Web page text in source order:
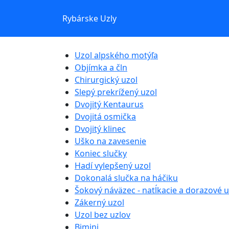
Rybárske Uzly
Uzol alpského motýľa
Objímka a čln
Chirurgický uzol
Slepý prekrížený uzol
Dvojitý Kentaurus
Dvojitá osmička
Dvojitý klinec
Uško na zavesenie
Koniec slučky
Hadí vylepšený uzol
Dokonalá slučka na háčiku
Šokový náväzec - natĺkacie a dorazové
Zákerný uzol
Uzol bez uzlov